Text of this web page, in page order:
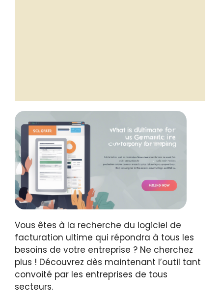
Vous êtes à la recherche du logiciel de
facturation ultime qui répondra à tous les
besoins de votre entreprise ? Ne cherchez
plus ! Découvrez dès maintenant l’outil tant
convoité par les entreprises de tous
secteurs.